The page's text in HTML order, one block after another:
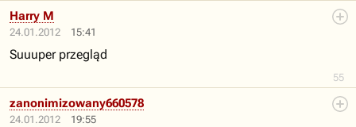
24.01.2012 15:41
55
Harry M
Suuuper przegląd
24.01.2012 19:55
zanonimizowany660578